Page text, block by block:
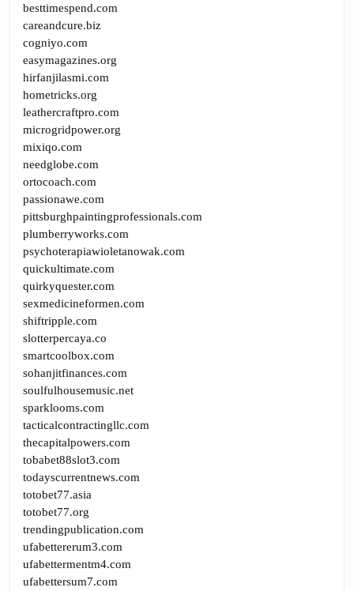
besttimespend.com
careandcure.biz
cogniyo.com
easymagazines.org
hirfanjilasmi.com
hometricks.org
leathercraftpro.com
microgridpower.org
mixiqo.com
needglobe.com
ortocoach.com
passionawe.com
pittsburghpaintingprofessionals.com
plumberryworks.com
psychoterapiawioletanowak.com
quickultimate.com
quirkyquester.com
sexmedicineformen.com
shiftripple.com
slotterpercaya.co
smartcoolbox.com
sohanjitfinances.com
soulfulhousemusic.net
sparklooms.com
tacticalcontractingllc.com
thecapitalpowers.com
tobabet88slot3.com
todayscurrentnews.com
totobet77.asia
totobet77.org
trendingpublication.com
ufabettererum3.com
ufabettermentm4.com
ufabettersum7.com